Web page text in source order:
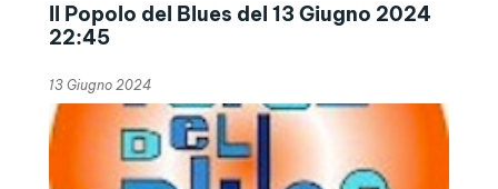
Il Popolo del Blues del 13 Giugno 2024
22:45
13 Giugno 2024